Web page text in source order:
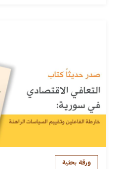
ورقة بحثية